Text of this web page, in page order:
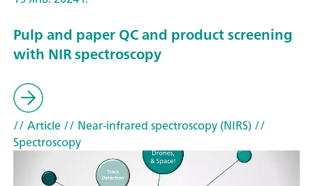
Pulp and paper QC and product screening
with NIR spectroscopy
// Article// Near-infrared spectroscopy (NIRS)//
Spectroscopy